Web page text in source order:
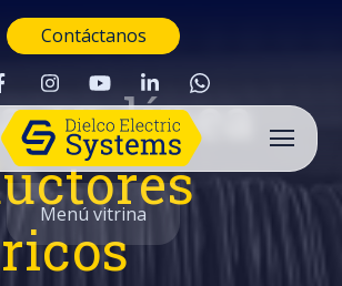
Contáctanos
Menú vitrina
en línea